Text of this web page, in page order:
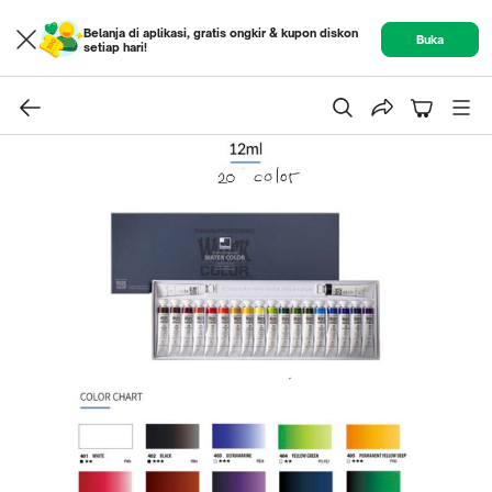
Belanja di aplikasi, gratis ongkir & kupon diskon
setiap hari!
Buka